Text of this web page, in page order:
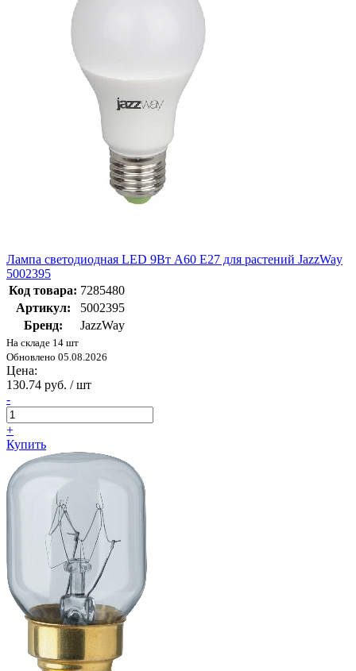
Лампа светодиодная LED 9Вт A60 Е27 для растений JazzWay
5002395
Код товара: 7285480
Артикул:
5002395
Бренд:
JazzWay
На складе 14 шт
Обновлено 05.08.2026
Цена:
130.74 руб. / шт
-
+
Купить